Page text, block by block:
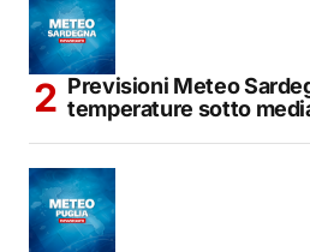
Previsioni Meteo
temperature sotto